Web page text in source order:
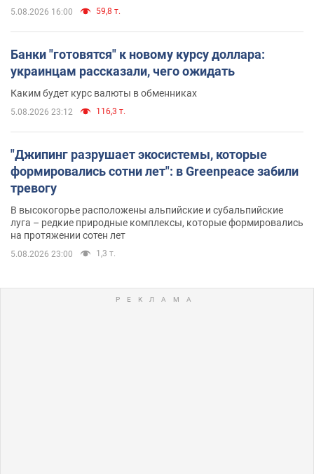
5.08.2026 16:00 59,8 т.
Банки "готовятся" к новому курсу доллара:
украинцам рассказали, чего ожидать
Каким будет курс валюты в обменниках
5.08.2026 23:12 116,3 т.
"Джипинг разрушает экосистемы, которые
формировались сотни лет": в Greenpeace забили
тревогу
В высокогорье расположены альпийские и субальпийские
луга – редкие природные комплексы, которые формировались
на протяжении сотен лет
5.08.2026 23:00 1,3 т.